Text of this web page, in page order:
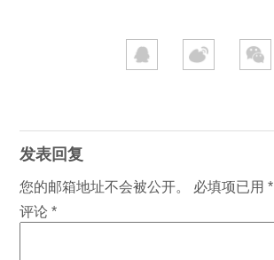
发表回复
您的邮箱地址不会被公开。 必填项已用*
评论*